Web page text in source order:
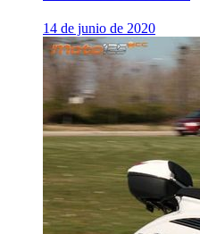
14 de junio de 2020